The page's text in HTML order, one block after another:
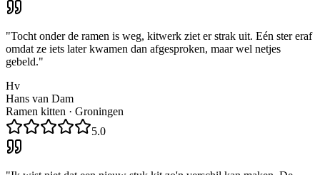
"Tocht onder de ramen is weg, kitwerk ziet er strak uit. Eén ster eraf
omdat ze iets later kwamen dan afgesproken, maar wel netjes
gebeld."
Hv
Hans van Dam
Ramen kitten · Groningen
5.0